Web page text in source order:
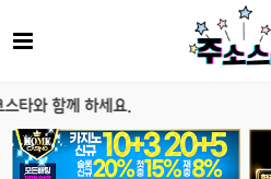
께 하세요.